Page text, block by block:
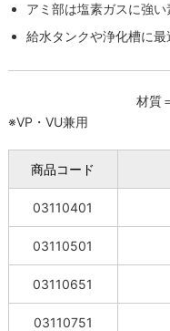
アミ部は塩素ガスに強い
給水タンクや浄化槽に最
材質
※VP・VU兼用
商品コード
03110401
03110501
03110651
03110751